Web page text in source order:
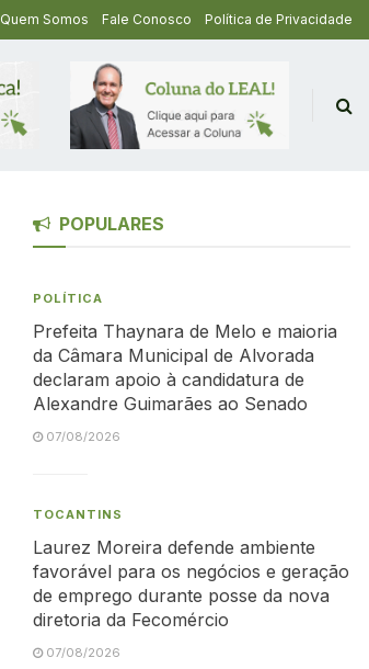
Quem Somos Fale Conosco Política de Privacidade
POPULARES
POLÍTICA
Prefeita Thaynara de Melo e maioria
da Câmara Municipal de Alvorada
declaram apoio à candidatura de
Alexandre Guimarães ao Senado
07/08/2026
TOCANTINS
Laurez Moreira defende ambiente
favorável para os negócios e geração
de emprego durante posse da nova
diretoria da Fecomércio
07/08/2026